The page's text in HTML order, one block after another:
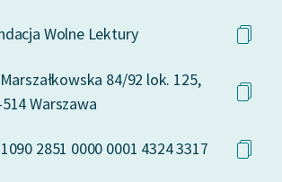
Wolne Lektury
84/92 lok. 125,
Warszawa
2851 0000 0001 4324 3317